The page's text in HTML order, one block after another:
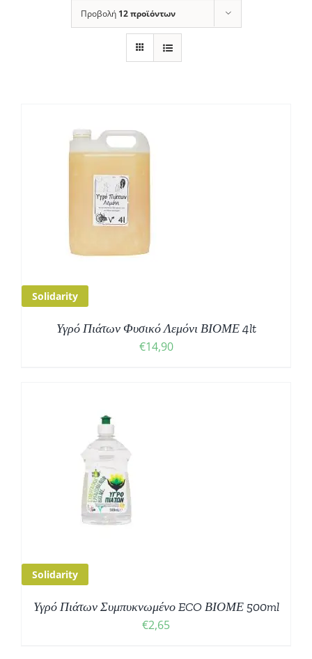
Προβολή 12 προϊόντων
Solidarity
Υγρό Πιάτων Φυσικό Λεμόνι ΒΙΟΜΕ 4lt
€14,90
Solidarity
Υγρό Πιάτων Συμπυκνωμένο ECO ΒΙΟΜΕ 500ml
€2,65